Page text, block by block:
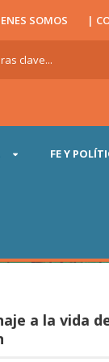
SOMOS |
FE Y
a la vida